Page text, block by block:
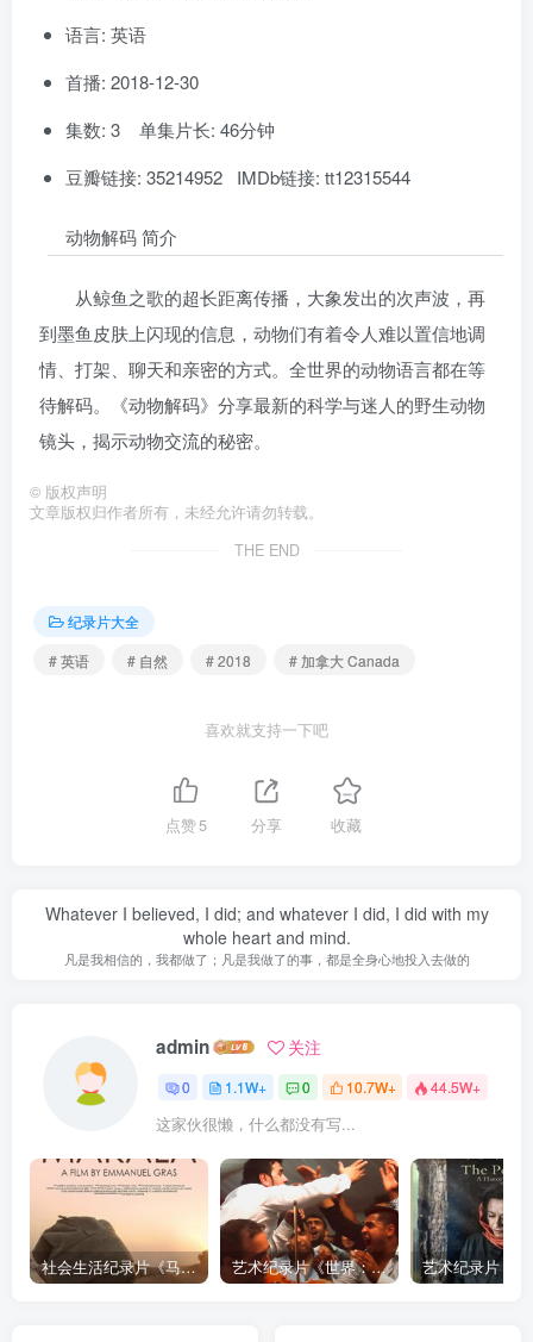
语言: 英语
首播: 2018-12-30
集数: 3 单集片长: 46分钟
豆瓣链接: 35214952 IMDb链接: tt12315544
动物解码 简介
从鲸鱼之歌的超长距离传播，大象发出的次声波，再
到墨鱼皮肤上闪现的信息，动物们有着令人难以置信地调
情、打架、聊天和亲密的方式。全世界的动物语言都在等
待解码。《动物解码》分享最新的科学与迷人的野生动物
镜头，揭示动物交流的秘密。
© 版权声明
文章版权归作者所有，未经允许请勿转载。
THE END
纪录片大全
# 英语
# 自然 # 2018 # 加拿大 Canada
喜欢就支持一下吧
点赞5 分享 收藏
Whatever I believed, I did; and whatever I did, I did with my
whole heart and mind.
凡是我相信的，我都做了；凡是我做了的事，都是全身心地投入去做的
admin 关注
0 1.1W+ 0 10.7W+ 44.5W+
这家伙很懒，什么都没有写...
社会生活纪录片《马加拉 Makala》下载 艺术纪录片《世界：新吉普赛之王 This World: The New Gypsy Kings》下载